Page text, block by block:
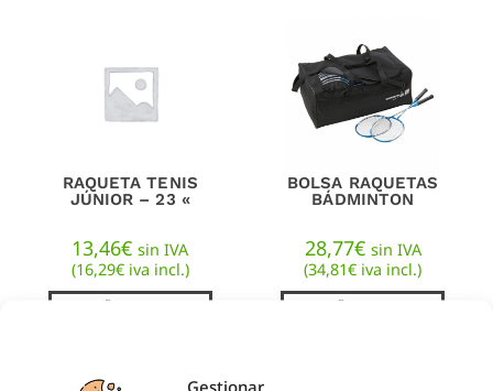
Gestionar
RAQUETA TENIS
JÚNIOR – 23 «
13,46€ sin IVA
(16,29€iva incl.)
AÑADIR AL
BOLSA RAQUETAS
BÁDMINTON
28,77€ sin IVA
(34,81€ iva incl.)
AÑADIR AL